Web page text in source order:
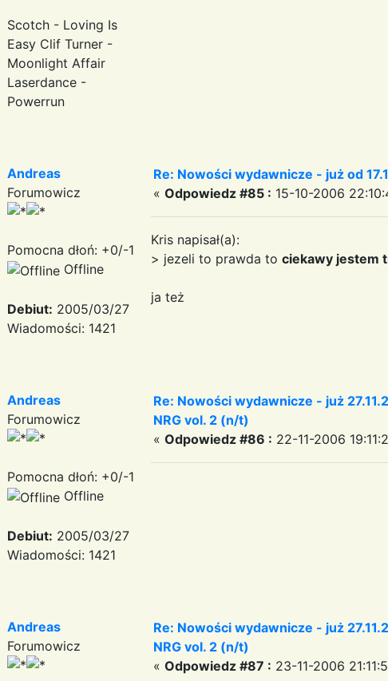
Scotch - Loving Is
Easy Clif Turner -
Moonlight Affair
Laserdance -
Powerrun
Andreas
Forumowicz
Pomocna dłoń: +0/-1
Offline
Debiut: 2005/03/27
Wiadomości: 1421
Re: Nowości wydawnicze - już od
« Odpowiedz #85 : 15-10-2006
Kris napisał(a):
> jezeli to prawda to ciekawy jestem
ja też
Andreas
Forumowicz
Pomocna dłoń: +0/-1
Offline
Debiut: 2005/03/27
Wiadomości: 1421
Re: Nowości wydawnicze - już
NRG vol. 2 (n/t)
« Odpowiedz #86 : 22-11-2006
Andreas
Forumowicz
Re: Nowości wydawnicze - już
NRG vol. 2 (n/t)
« Odpowiedz #87 : 23-11-2006